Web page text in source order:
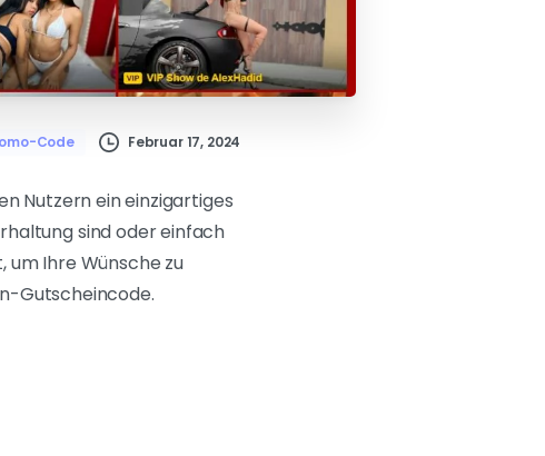
Code Februar 17, 2024
Nutzern ein einzigartiges
sind oder einfach
um Ihre Wünsche zu
Gutscheincode.